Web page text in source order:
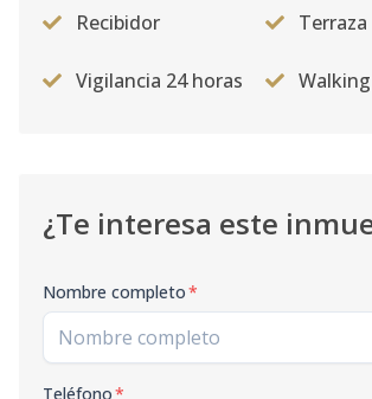
Recibidor
Vigilancia 24 horas
¿Te interesa este
Nombre completo*
Teléfono*